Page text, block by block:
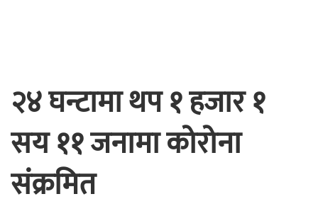
२४ घन्टामा थप १ हजार १
सय ११ जनामा कोरोना
संक्रमित